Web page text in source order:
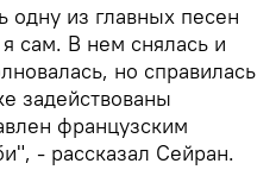
одну из главных песен
сам. В нем снялась и
но справилась
задействованы
французским
- рассказал Сейран.